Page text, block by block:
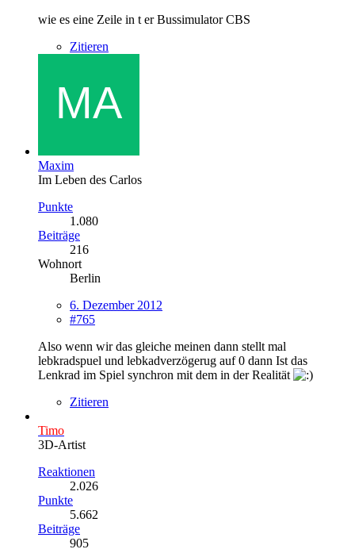
wie es eine Zeile in t er Bussimulator CBS
Zitieren
Maxim
Im Leben des Carlos
Punkte
1.080
Beiträge
216
Wohnort
Berlin
6. Dezember 2012
#765
Also wenn wir das gleiche meinen dann stellt mal
lebkradspuel und lebkadverzögerug auf 0 dann Ist das
Lenkrad im Spiel synchron mit dem in der Realität
Zitieren
Timo
3D-Artist
Reaktionen
2.026
Punkte
5.662
Beiträge
905